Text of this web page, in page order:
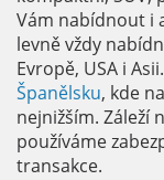
Vám nabídnout i
levně vždy
Evropě, USA i
Španělsku, kde
nejnižším. Záleží
používáme
transakce.